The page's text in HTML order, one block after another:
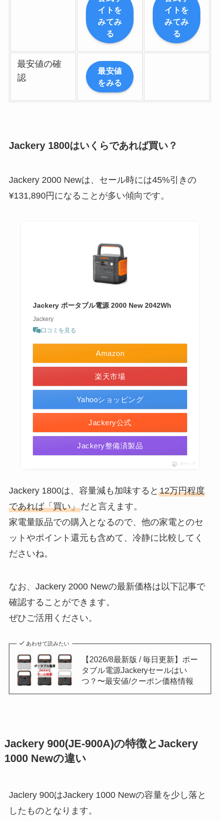
イトを
みてみ
る
イトを
みてみ
る
最安値の確
認
最安値
をみる
Jackery 1800はいくらであれば買い？
Jackery 2000 Newは、セール時には45%引きの
¥131,890円になることが多い傾向です。
Jackery ポータブル電源 2000 New 2042Wh
Jackery
口コミを見る
Amazon
楽天市場
Yahooショッピング
Jackery公式
Jackery整備済製品
ポチップ
Jackery 1800は、容量減も加味すると 12万円程度
であれば「買い」だと言えます。
家電量販品での購入となるので、他の家電とのセ
ットやポイント還元も含めて、冷静に比較してく
ださいね。
なお、Jackery 2000 Newの最新価格は以下記事で
確認することができます。
ぜひご活用ください。
あわせて読みたい
【2026/8最新版 / 毎日更新】ポー
タブル電源Jackeryセールはい
つ？〜最安値/クーポン価格情報
Jackery 900(JE-900A)の特徴とJackery
1000 Newの違い
Jaclery 900はJackery 1000 Newの容量を少し落と
したものとなります。